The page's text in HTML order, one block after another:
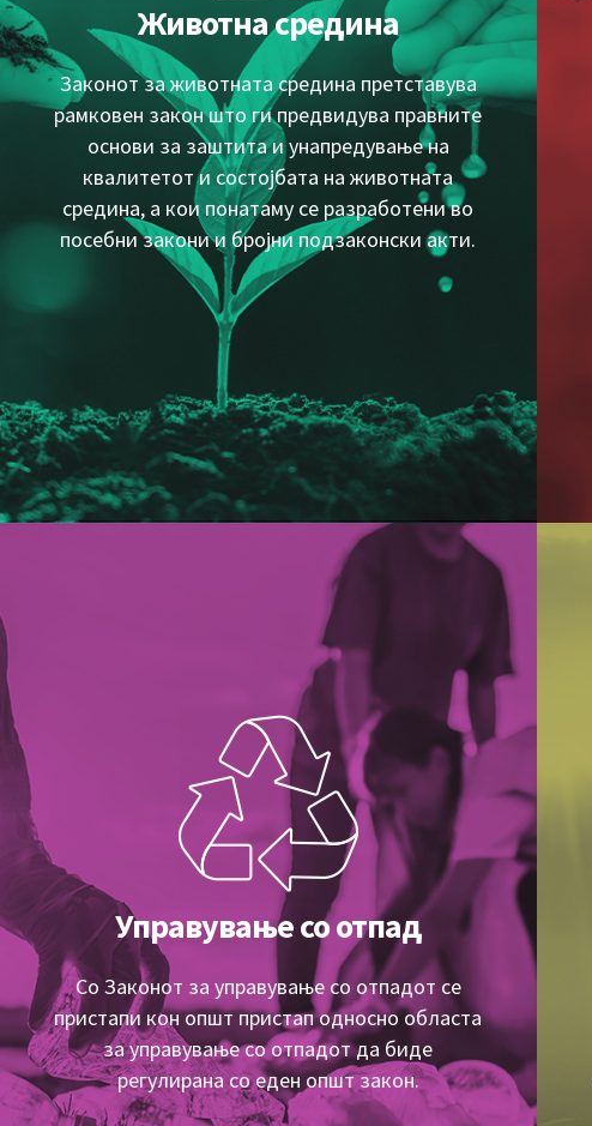
Животна средина
Законот за животната средина претставува
рамковен закон што ги предвидува правните
основи за заштита и унапредување на
квалитетот и состојбата на животната
средина, а кои понатаму се разработени во
посебни закони и бројни подзаконски акти.
Управување со отпад
Со Законот за управување со отпадот се
пристапи кон општ пристап односно областа
за управување со отпадот да биде
регулирана со еден општ закон.